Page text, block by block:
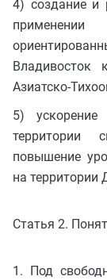
4) создание и
Владивосток
Азиатско-
5) ускорение
территории
повышение
на территории
Статья 2.
1. Под